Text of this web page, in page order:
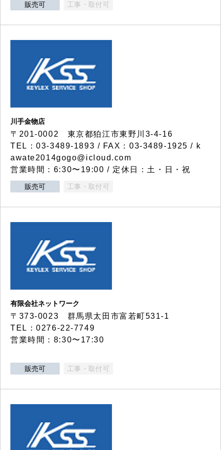
販売可 工事・取付可
川手金物店
〒201-0002 東京都狛江市東野川3-4-16
TEL：03-3489-1893 / FAX：03-3489-1925 / k
awate2014gogo@icloud.com
営業時間：6:30〜19:00 / 定休日：土・日・祝
販売可 工事・取付可
有限会社ネットワーク
〒373-0023 群馬県太田市富若町531-1
TEL：0276-22-7749
営業時間：8:30〜17:30
販売可 工事・取付可